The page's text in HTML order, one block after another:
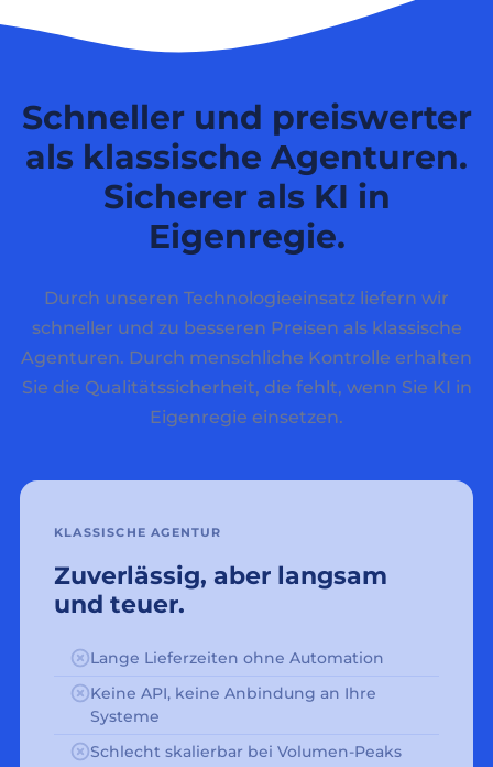
Schneller und preiswerter
als klassische Agenturen.
Sicherer als KI in
Eigenregie.
Durch unseren Technologieeinsatz liefern wir
schneller und zu besseren Preisen als klassische
Agenturen. Durch menschliche Kontrolle erhalten
Sie die Qualitätssicherheit, die fehlt, wenn Sie KI in
Eigenregie einsetzen.
KLASSISCHE AGENTUR
Zuverlässig, aber langsam
und teuer.
Lange Lieferzeiten ohne Automation
Keine API, keine Anbindung an Ihre
Systeme
Schlecht skalierbar bei Volumen-Peaks